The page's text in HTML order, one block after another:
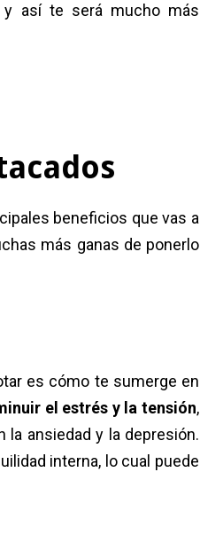
y así te será mucho más
beneficios que vas a
más ganas de ponerlo
es cómo te sumerge en
el estrés y la tensión,
la ansiedad y la depresión.
interna, lo cual puede